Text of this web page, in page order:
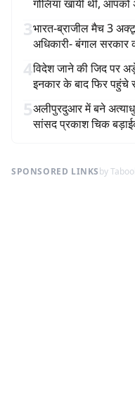
गोलियां खायीं थीं,
3भारत-ब्राजील मैच 3
अधिकारी- बंगाल सरकार
4विदेश जाने की जिद पर
इनकार के बाद फिर पहुंचे
5अलीपुरदुआर में बने
सांसद प्रकाश चिक
SPONSORED LINKSby